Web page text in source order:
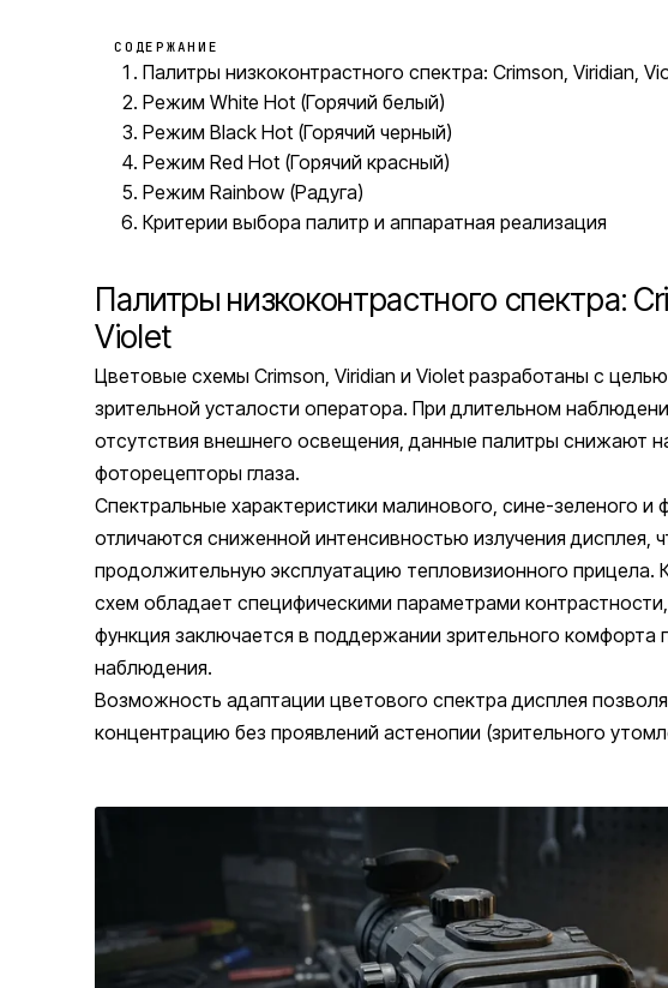
СОДЕРЖАНИЕ
Палитры низкоконтрастного спектра: Crimson, Viridian,
Режим White Hot (Горячий белый)
Режим Black Hot (Горячий черный)
Режим Red Hot (Горячий красный)
Режим Rainbow (Радуга)
Критерии выбора палитр и аппаратная реализация
Палитры низкоконтрастного спектра:
Violet
Цветовые схемы Crimson, Viridian и Violet разработаны с
зрительной усталости оператора. При длительном
отсутствия внешнего освещения, данные палитры снижают
фоторецепторы глаза.
Спектральные характеристики малинового, сине-зеленого и
отличаются сниженной интенсивностью излучения дисплея,
продолжительную эксплуатацию тепловизионного прицела.
схем обладает специфическими параметрами
функция заключается в поддержании зрительного комфорта
наблюдения.
Возможность адаптации цветового спектра дисплея
концентрацию без проявлений астенопии (зрительного